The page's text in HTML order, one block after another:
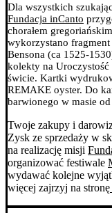
Dla wszystkich
Fundacja inCanto
chorałem
wykorzystano fragment
Bensona (ca 1525-
kolekty na Uroczystość
świcie. Kartki
REMAKE oyster. Do
barwionego w masie
Twoje zakupy i
Zysk ze sprzedaży w
na realizację misji
organizować festiwale
wydawać kolejne
więcej zajrzyj na stronę